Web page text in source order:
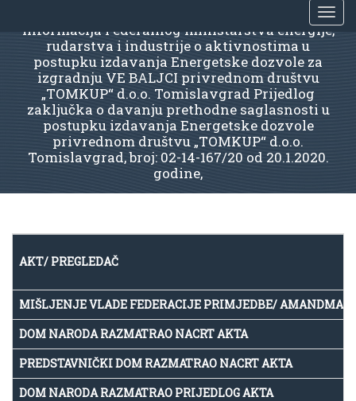
Informacija Federalnog ministarstva energije,
rudarstva i industrije o aktivnostima u
postupku izdavanja Energetske dozvole za
izgradnju VE BALJCI privrednom društvu
„TOMKUP“ d.o.o. Tomislavgrad Prijedlog
zaključka o davanju prethodne saglasnosti u
postupku izdavanja Energetske dozvole
privrednom društvu „TOMKUP“ d.o.o.
Tomislavgrad, broj: 02-14-167/20 od 20.1.2020.
godine,
AKT/ PREGLEDAČ
MIŠLJENJE VLADE FEDERACIJE PRIMJEDBE/
DOM NARODA RAZMATRAO NACRT AKTA
PREDSTAVNIČKI DOM RAZMATRAO NACRT AKTA
DOM NARODA RAZMATRAO PRIJEDLOG AKTA